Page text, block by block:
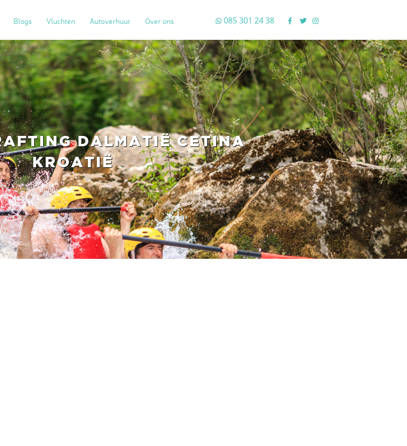
085 301 24 38
Blogs Vluchten Autoverhuur Over ons
DALMATIË CETINA
KROATIË